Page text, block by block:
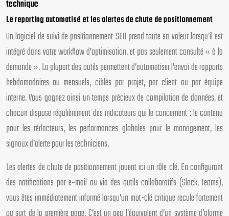
technique
Le reporting automatisé et les alertes de chute de positionnement
Un logiciel de suivi de positionnement SEO prend toute sa valeur lorsqu’il est
intégré dans votre workflow d’optimisation, et pas seulement consulté « à la
demande ». La plupart des outils permettent d’automatiser l’envoi de rapports
hebdomadaires ou mensuels, ciblés par projet, par client ou par équipe
interne. Vous gagnez ainsi un temps précieux de compilation de données, et
chacun dispose régulièrement des indicateurs qui le concernent : le contenu
pour les rédacteurs, les performances globales pour le management, les
signaux d’alerte pour les techniciens.
Les alertes de chute de positionnement jouent ici un rôle clé. En configurant
des notifications par e‑mail ou via des outils collaboratifs (Slack, Teams),
vous êtes immédiatement informé lorsqu’un mot-clé critique recule fortement